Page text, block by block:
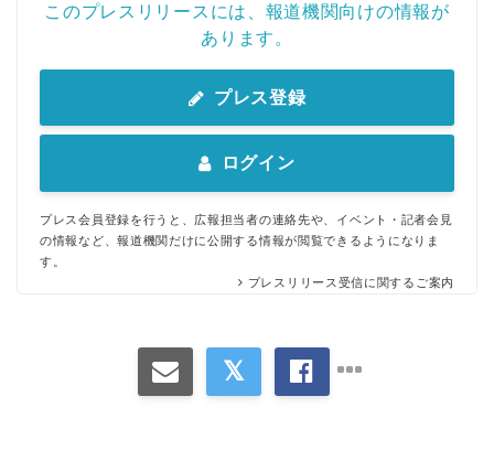
このプレスリリースには、報道機関向けの情報が
あります。
プレス登録
ログイン
プレス会員登録を行うと、広報担当者の連絡先や、イベント・記者会見
の情報など、報道機関だけに公開する情報が閲覧できるようになりま
す。
プレスリリース受信に関するご案内